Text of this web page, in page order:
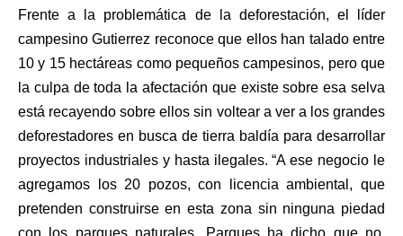
Frente a la problemática de la deforestación, el líder
campesino Gutierrez reconoce que ellos han talado entre
10 y 15 hectáreas como pequeños campesinos, pero que
la culpa de toda la afectación que existe sobre esa selva
está recayendo sobre ellos sin voltear a ver a los grandes
deforestadores en busca de tierra baldía para desarrollar
proyectos industriales y hasta ilegales. “A ese negocio le
agregamos los 20 pozos, con licencia ambiental, que
pretenden construirse en esta zona sin ninguna piedad
con los parques naturales. Parques ha dicho que no,